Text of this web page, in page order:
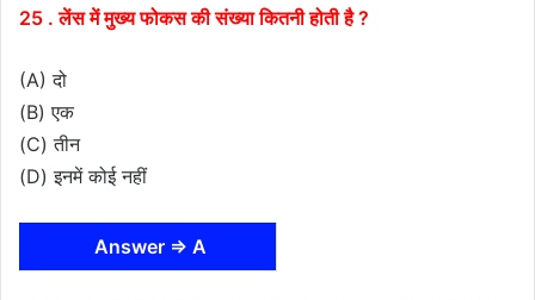
25 . लेंस में मुख्य फोकस की संख्या कितनी होती है ?
(A) दो
(B) एक
(C) तीन
(D) इनमें कोई नहीं
Answer ⇒ A